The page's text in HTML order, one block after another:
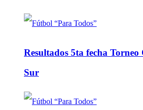
Resultados 5ta fecha
Sur